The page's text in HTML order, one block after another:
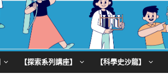
【探索系列講座】 【科學史沙龍】